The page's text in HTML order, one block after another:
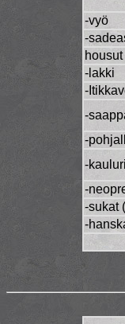
-vyö
-
-lakki
-
-
-
-kauluri
-
-sukat
-